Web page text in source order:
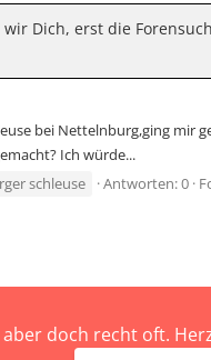
Dich, erst die
bei Nettelnburg,ging
Ich würde...
schleuse Antworten: 0
doch recht oft.